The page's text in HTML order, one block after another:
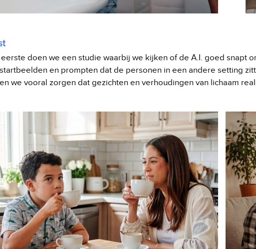
doen we een studie waarbij we kijken of de A.I. goed snapt
en prompten dat de personen in een andere setting
we vooral zorgen dat gezichten en verhoudingen van lichaam